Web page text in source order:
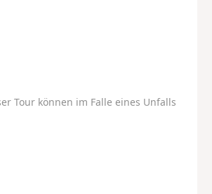
Tour können im Falle eines Unfalls